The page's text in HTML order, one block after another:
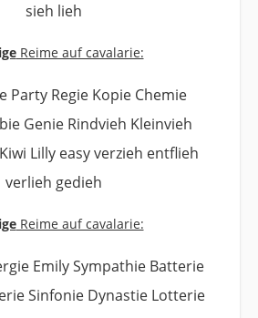
sieh lieh
Reime auf cavalarie:
Party Regie Kopie Chemie
Genie Rindvieh Kleinvieh
Lilly easy verzieh entflieh
verlieh gedieh
Reime auf cavalarie:
Emily Sympathie Batterie
Sinfonie Dynastie Lotterie